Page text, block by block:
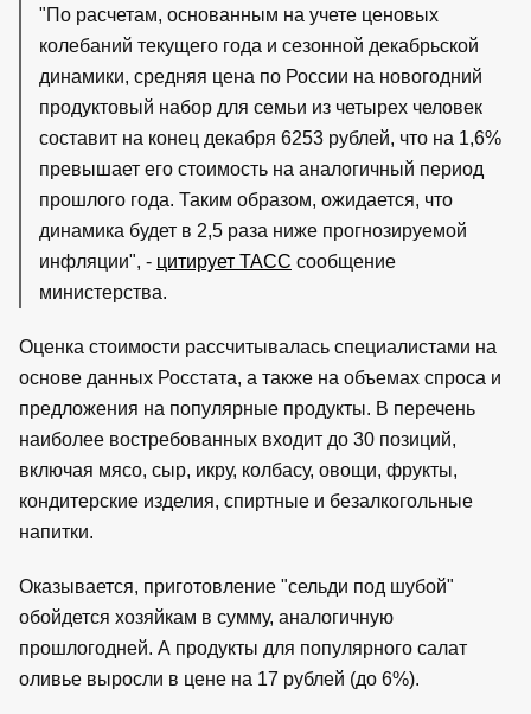
"По расчетам, основанным на учете ценовых
колебаний текущего года и сезонной декабрьской
динамики, средняя цена по России на новогодний
продуктовый набор для семьи из четырех человек
составит на конец декабря 6253 рублей, что на 1,6%
превышает его стоимость на аналогичный период
прошлого года. Таким образом, ожидается, что
динамика будет в 2,5 раза ниже прогнозируемой
инфляции", - цитирует ТАСС сообщение
министерства.
Оценка стоимости рассчитывалась специалистами на
основе данных Росстата, а также на объемах спроса и
предложения на популярные продукты. В перечень
наиболее востребованных входит до 30 позиций,
включая мясо, сыр, икру, колбасу, овощи, фрукты,
кондитерские изделия, спиртные и безалкогольные
напитки.
Оказывается, приготовление "сельди под шубой"
обойдется хозяйкам в сумму, аналогичную
прошлогодней. А продукты для популярного салат
оливье выросли в цене на 17 рублей (до 6%).